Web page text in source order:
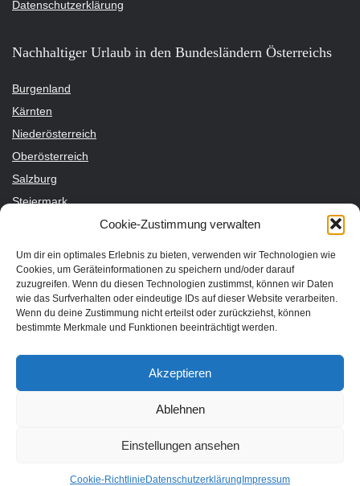
Cookie-Zustimmung verwalten
Um dir ein optimales Erlebnis zu bieten, verwenden wir Technologien wie
Cookies, um Geräteinformationen zu speichern und/oder darauf
zuzugreifen. Wenn du diesen Technologien zustimmst, können wir Daten
wie das Surfverhalten oder eindeutige IDs auf dieser Website verarbeiten.
Wenn du deine Zustimmung nicht erteilst oder zurückziehst, können
bestimmte Merkmale und Funktionen beeinträchtigt werden.
Akzeptieren
Ablehnen
Einstellungen ansehen
Cookie-Richtlinie Datenschutzerklärung Impressum
Datenschutzerklärung
Nachhaltiger Urlaub in den Bundesländern Österreichs
Burgenland
Kärnten
Niederösterreich
Oberösterreich
Salzburg
Steiermark
Wien
Nachhaltige Unterkünfte für deinen Urlaub
Bio Bauernhof
© 2026 nachhaltigertourismus.at — Gemacht mit in Österreich